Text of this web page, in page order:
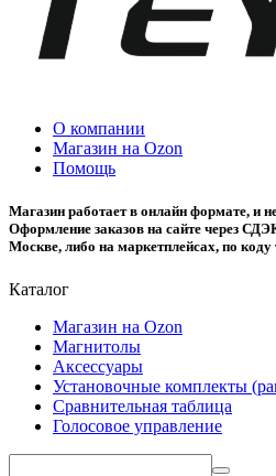
О компании
Магазин на Ozon
Помощь
Магазин работает в онлайн формате, и
Оформление заказов на сайте через
Москве, либо на маркетплейсах, по коду
Каталог
Магазин на Ozon
Магнитолы
Аксессуары
Установочные комплекты
Сравнительная таблица
Голосовое управление